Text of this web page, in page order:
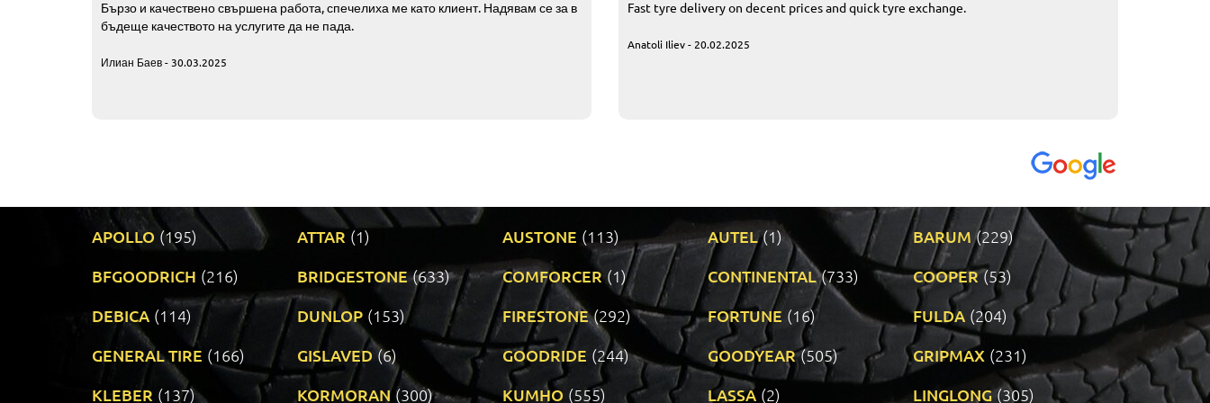
Бързо и качествено свършена работа, спечелиха ме като клиент. Надявам се за в
бъдеще качеството на услугите да не пада.
Илиан Баев - 30.03.2025
Fast tyre delivery on decent prices and quick tyre exchange.
Anatoli Iliev - 20.02.2025
APOLLO (195) ATTAR (1) AUSTONE (113) AUTEL (1) BARUM (229)
BFGOODRICH (216) BRIDGESTONE (633) COMFORCER (1) CONTINENTAL (733) COOPER (53)
DEBICA (114) DUNLOP (153) FIRESTONE (292) FORTUNE (16) FULDA (204)
GENERAL TIRE (166) GISLAVED (6) GOODRIDE (244) GOODYEAR (505) GRIPMAX (231)
KLEBER (137) KORMORAN (300) KUMHO (555) LASSA (2) LINGLONG (305)